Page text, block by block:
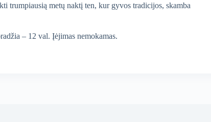
trumpiausią metų naktį ten, kur gyvos tradicijos, skamba
– 12 val. Įėjimas nemokamas.